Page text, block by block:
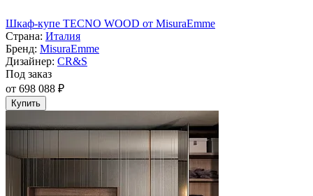
Шкаф-купе TECNO WOOD от MisuraEmme
Страна: Италия
Бренд: MisuraEmme
Дизайнер: CR&S
Под заказ
от 698 088 ₽
Купить